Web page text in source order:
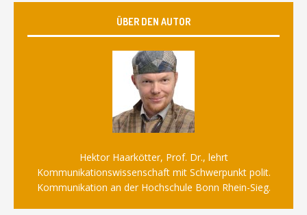
ÜBER DEN AUTOR
Hektor Haarkötter, Prof. Dr., lehrt
Kommunikationswissenschaft mit Schwerpunkt polit.
Kommunikation an der Hochschule Bonn Rhein-Sieg.